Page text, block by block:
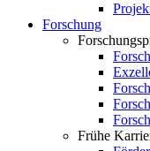
Forschung
Frühe